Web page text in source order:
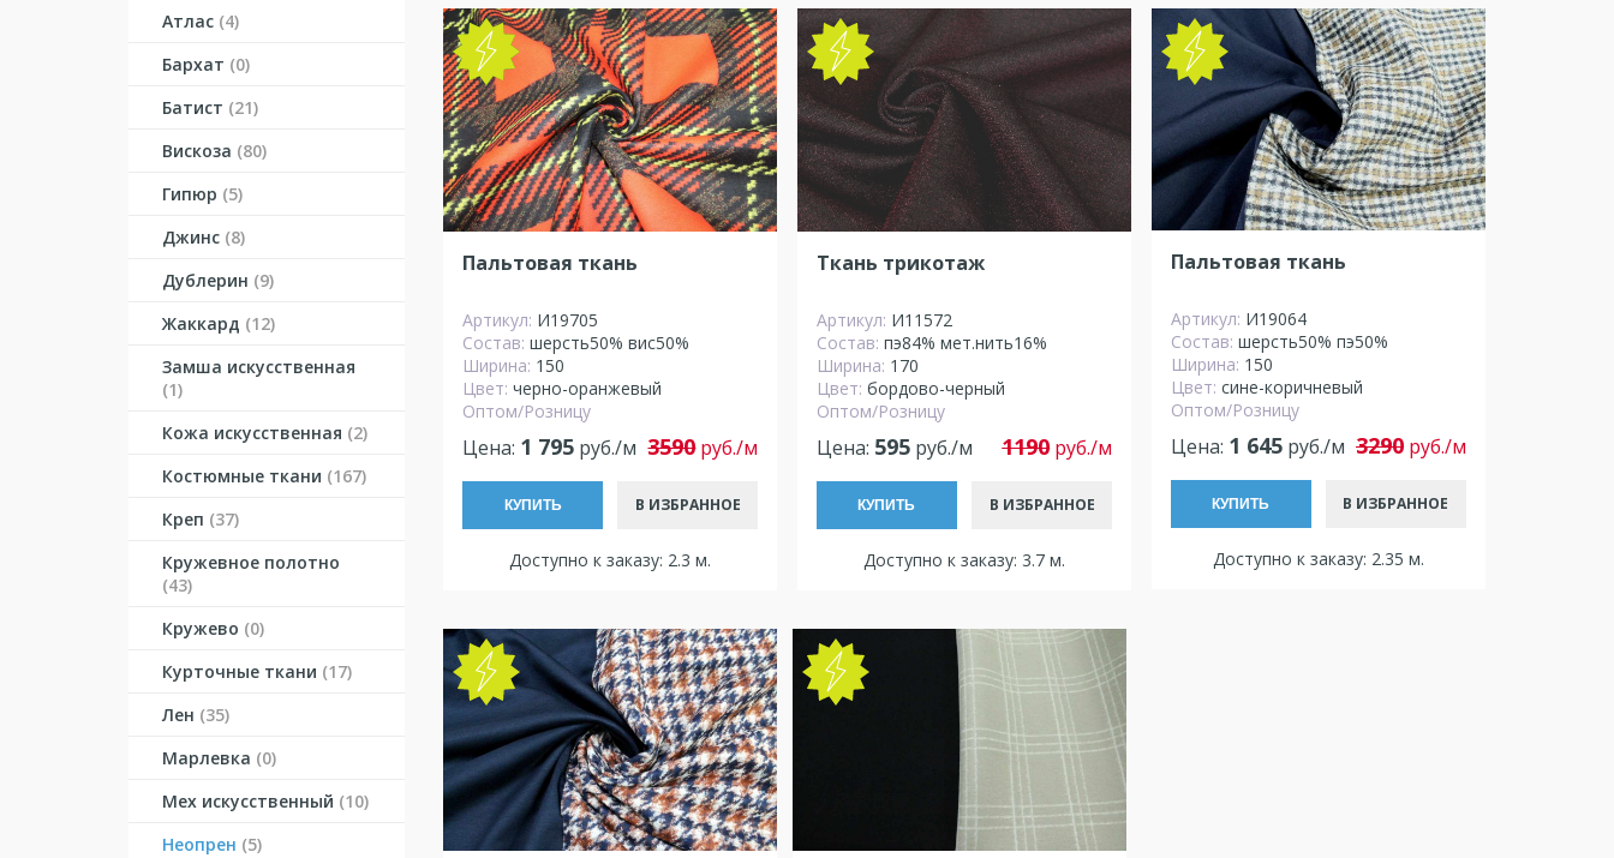
Атлас (4)
Бархат (0)
Батист (21)
Вискоза (80)
Гипюр (5)
Джинс (8)
Дублерин (9)
Жаккард (12)
Замша искусственная
(1)
Кожа искусственная (2)
Костюмные ткани (167)
Креп (37)
Кружевное полотно
(43)
Кружево (0)
Курточные ткани (17)
Лен (35)
Марлевка (0)
Мех искусственный (10)
Неопрен (5)
NEW
Пальтовая ткань
Артикул: И19705
Состав: шерсть50% вис50%
Ширина: 150
Цвет: черно-оранжевый
Оптом/Розницу
Цена: 1 795 руб./м 3590руб./м
КУПИТЬ В ИЗБРАННОЕ
Доступно к заказу: 2.3 м.
Ткань трикотаж
Артикул: И11572
Состав: пэ84% мет.нить16%
Ширина: 170
Цвет: бордово-черный
Оптом/Розницу
Цена: 595руб./м 1190руб./м
КУПИТЬ В ИЗБРАННОЕ
Доступно к заказу: 3.7 м.
Пальтовая ткань
Артикул: И19064
Состав: шерсть50% пэ50%
Ширина: 150
Цвет: сине-коричневый
Оптом/Розницу
Цена: 1 645руб./м 3290 руб./м
КУПИТЬ В ИЗБРАННОЕ
Доступно к заказу: 2.35 м.